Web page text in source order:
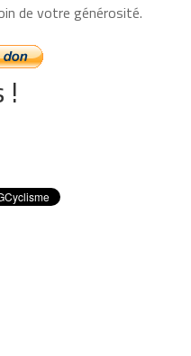
de votre générosité.
!